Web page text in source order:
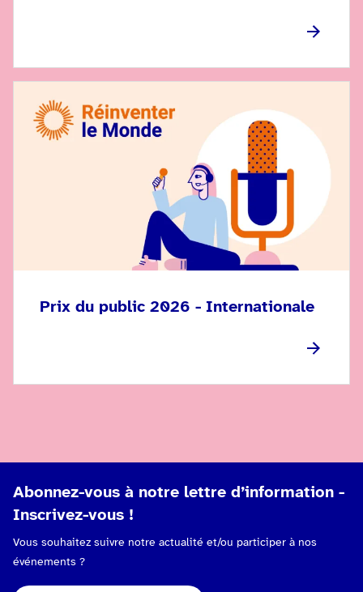
Prix du public 2026 - Internationale
Abonnez-vous à notre lettre d’information -
Inscrivez-vous !
Vous souhaitez suivre notre actualité et/ou participer à nos
événements ?